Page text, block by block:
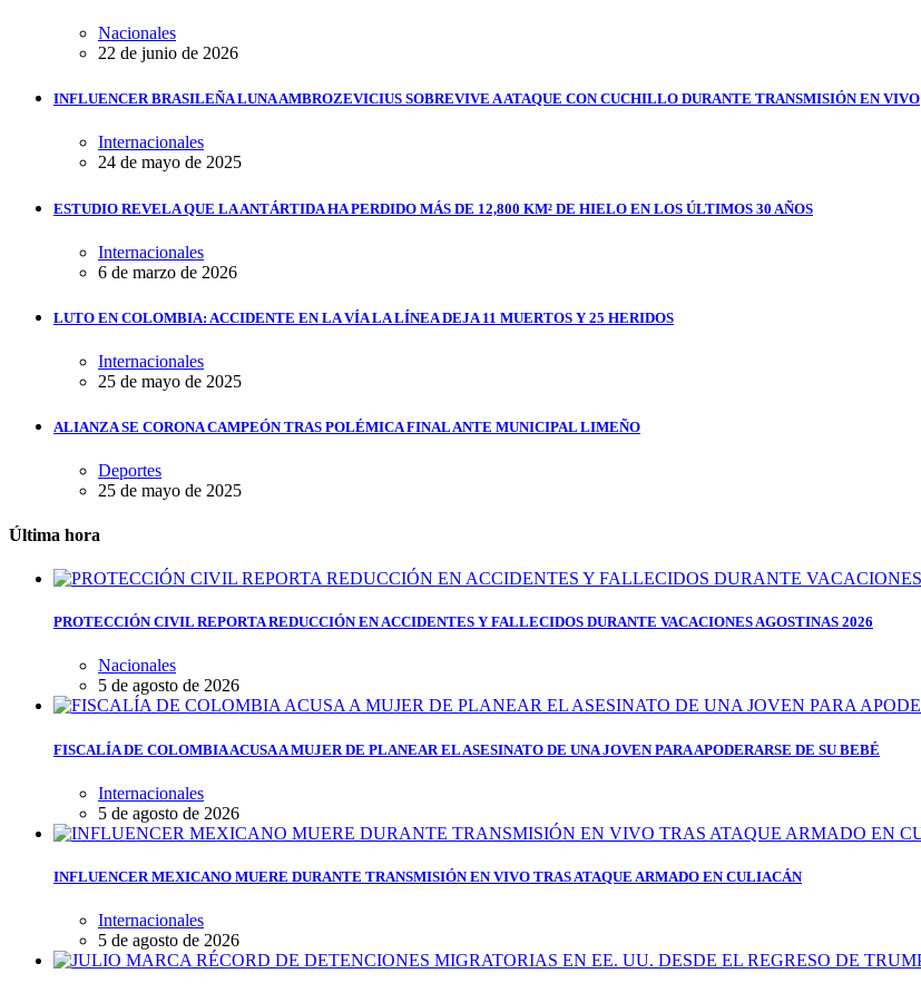
Nacionales
22 de junio de 2026
INFLUENCER BRASILEÑA LUNA AMBROZEVICIUS SOBREVIVE A ATAQUE CON CUCHILLO DURANTE TRANSMISIÓN EN VIVO
Internacionales
24 de mayo de 2025
ESTUDIO REVELA QUE LA ANTÁRTIDA HA PERDIDO MÁS DE 12,800 KM² DE HIELO EN LOS ÚLTIMOS 30 AÑOS
Internacionales
6 de marzo de 2026
LUTO EN COLOMBIA: ACCIDENTE EN LA VÍA LA LÍNEA DEJA 11 MUERTOS Y 25 HERIDOS
Internacionales
25 de mayo de 2025
ALIANZA SE CORONA CAMPEÓN TRAS POLÉMICA FINAL ANTE MUNICIPAL LIMEÑO
Deportes
25 de mayo de 2025
Última hora
PROTECCIÓN CIVIL REPORTA REDUCCIÓN EN ACCIDENTES Y FALLECIDOS DURANTE VACACIONES AGOSTINAS 2026
Nacionales
5 de agosto de 2026
FISCALÍA DE COLOMBIA ACUSA A MUJER DE PLANEAR EL ASESINATO DE UNA JOVEN PARA APODERARSE DE SU BEBÉ
Internacionales
5 de agosto de 2026
INFLUENCER MEXICANO MUERE DURANTE TRANSMISIÓN EN VIVO TRAS ATAQUE ARMADO EN CULIACÁN
Internacionales
5 de agosto de 2026